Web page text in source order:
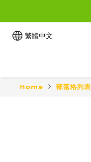
繁體中文
Home 部落格列表